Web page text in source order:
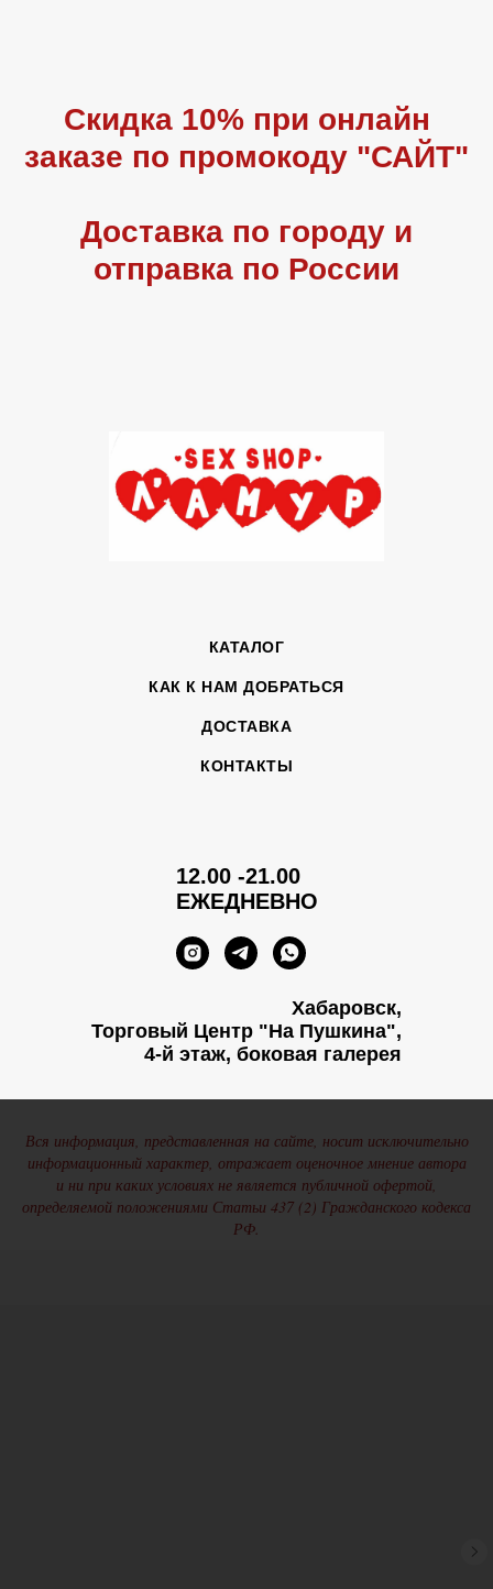
Скидка 10% при онлайн
заказе по промокоду "САЙТ"
Доставка по городу и
отправка по России
КАТАЛОГ
КАК К НАМ ДОБРАТЬСЯ
ДОСТАВКА
КОНТАКТЫ
12.00 -21.00
ЕЖЕДНЕВНО
Хабаровск,
Торговый Центр "На Пушкина",
4-й этаж, боковая галерея
Вся информация, представленная на сайте, носит исключительно
информационный характер, отражает оценочное мнение автора
и ни при каких условиях не является публичной офертой,
определяемой положениями Статьи 437 (2) Гражданского кодекса
РФ.